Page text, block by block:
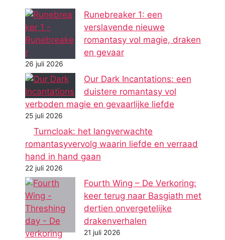
Runebreaker 1: een
verslavende nieuwe
romantasy vol magie, draken
en gevaar
26 juli 2026
Our Dark Incantations: een
duistere romantasy vol
verboden magie en gevaarlijke liefde
25 juli 2026
Turncloak: het langverwachte
romantasyvervolg waarin liefde en verraad
hand in hand gaan
22 juli 2026
Fourth Wing – De Verkoring:
keer terug naar Basgiath met
dertien onvergetelijke
drakenverhalen
21 juli 2026